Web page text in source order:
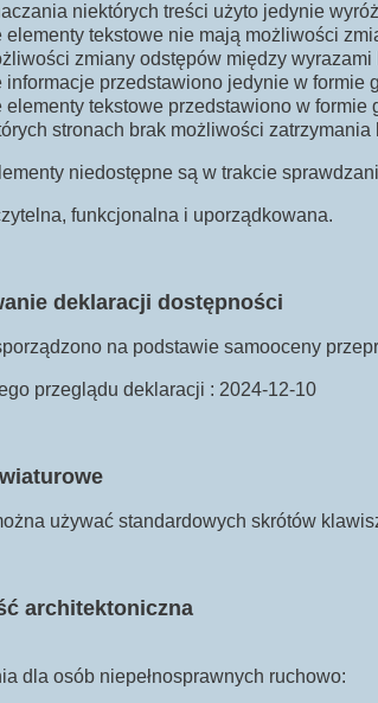
niektórych treści użyto jedynie
elementy tekstowe nie mają możliwości
zmiany odstępów między wyrazami
informacje przedstawiono jedynie w formie
elementy tekstowe przedstawiono w formie
stronach brak możliwości
niedostępne są w trakcie
funkcjonalna i uporządkowana.
deklaracji dostępności
na podstawie samooceny
przeglądu deklaracji : 2024-12-10
używać standardowych skrótów
architektoniczna
dla osób niepełnosprawnych ruchowo: